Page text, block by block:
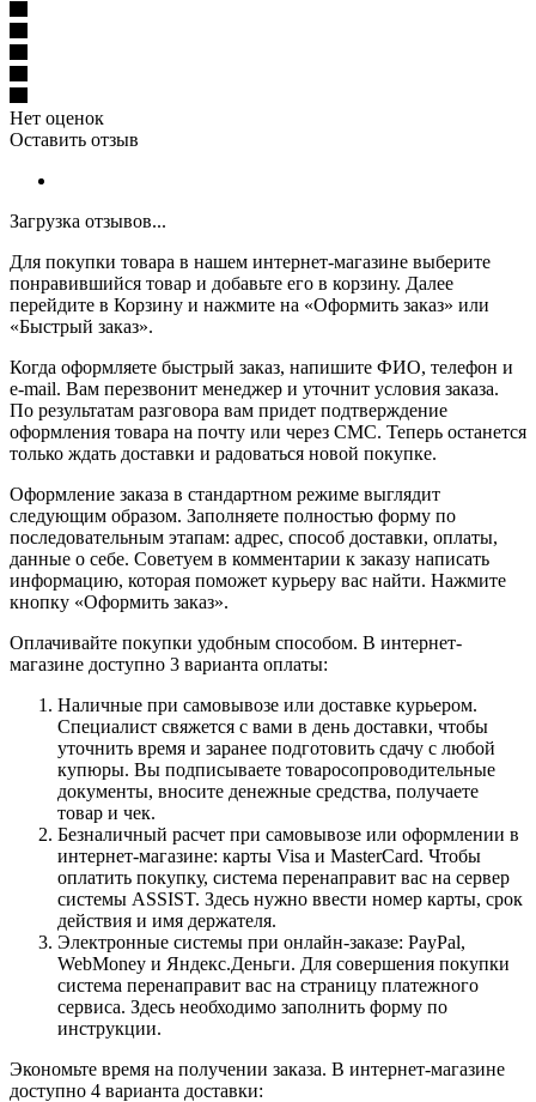
Нет оценок
Оставить отзыв
Загрузка отзывов...
Для покупки товара в нашем интернет-магазине выберите
понравившийся товар и добавьте его в корзину. Далее
перейдите в Корзину и нажмите на «Оформить заказ» или
«Быстрый заказ».
Когда оформляете быстрый заказ, напишите ФИО, телефон и
e-mail. Вам перезвонит менеджер и уточнит условия заказа.
По результатам разговора вам придет подтверждение
оформления товара на почту или через СМС. Теперь останется
только ждать доставки и радоваться новой покупке.
Оформление заказа в стандартном режиме выглядит
следующим образом. Заполняете полностью форму по
последовательным этапам: адрес, способ доставки, оплаты,
данные о себе. Советуем в комментарии к заказу написать
информацию, которая поможет курьеру вас найти. Нажмите
кнопку «Оформить заказ».
Оплачивайте покупки удобным способом. В интернет-
магазине доступно 3 варианта оплаты:
Наличные при самовывозе или доставке курьером.
Специалист свяжется с вами в день доставки, чтобы
уточнить время и заранее подготовить сдачу с любой
купюры. Вы подписываете товаросопроводительные
документы, вносите денежные средства, получаете
товар и чек.
Безналичный расчет при самовывозе или оформлении в
интернет-магазине: карты Visa и MasterCard. Чтобы
оплатить покупку, система перенаправит вас на сервер
системы ASSIST. Здесь нужно ввести номер карты, срок
действия и имя держателя.
Электронные системы при онлайн-заказе: PayPal,
WebMoney и Яндекс.Деньги. Для совершения покупки
система перенаправит вас на страницу платежного
сервиса. Здесь необходимо заполнить форму по
инструкции.
Экономьте время на получении заказа. В интернет-магазине
доступно 4 варианта доставки: